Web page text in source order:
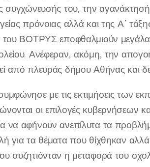
συγχώνευσής του, την
πρόνοιας αλλά και της Α΄
του ΒΟΤΡΥΣ εποφθαλμιούν
Ανέφεραν, ακόμη, την
από πλευράς δήμου Αθήνας και
με τις εκτιμήσεις των
οι επιλογές κυβερνήσεων
να αφήνουν ανεπίλυτα τα
για τα θέματα που θίχθηκαν
συζητιόνταν η μεταφορά του